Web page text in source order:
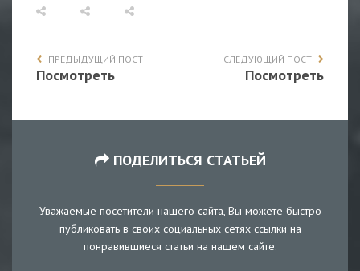
ПРЕДЫДУЩИЙ ПОСТ
Посмотреть
СЛЕДУЮЩИЙ ПОСТ
Посмотреть
ПОДЕЛИТЬСЯ СТАТЬЕЙ
Уважаемые посетители нашего сайта, Вы можете быстро
публиковать в своих социальных сетях ссылки на
понравившиеся статьи на нашем сайте.